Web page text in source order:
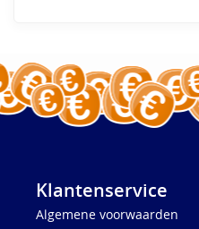
Klantenservice
Algemene voorwaarden